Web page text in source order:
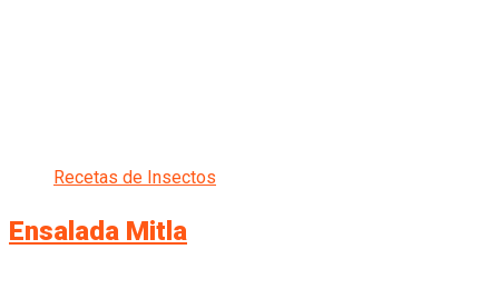
Recetas de Insectos
Ensalada Mitla